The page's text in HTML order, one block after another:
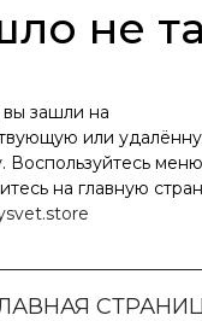
не
вы зашли на
или
Воспользуйтесь
на главную